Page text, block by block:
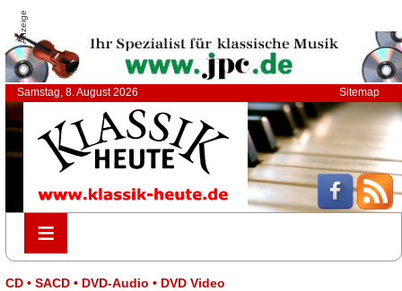
Anzeige
Samstag, 8. August 2026 Sitemap
≡
≡
CD • SACD • DVD-Audio • DVD Video